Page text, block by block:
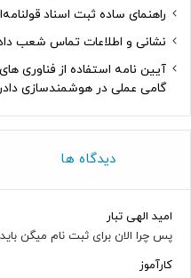
راهنمای ساده ثبت اسناد
نشانی و اطلاعات تماس شعب
آیین نامه استفاده از فناوری
گامی عملی در هوشمندسازی
دیدگاه ها
امید الهی تبار
پس چرا الان برای ثبت نام میگن باید
کارآموز